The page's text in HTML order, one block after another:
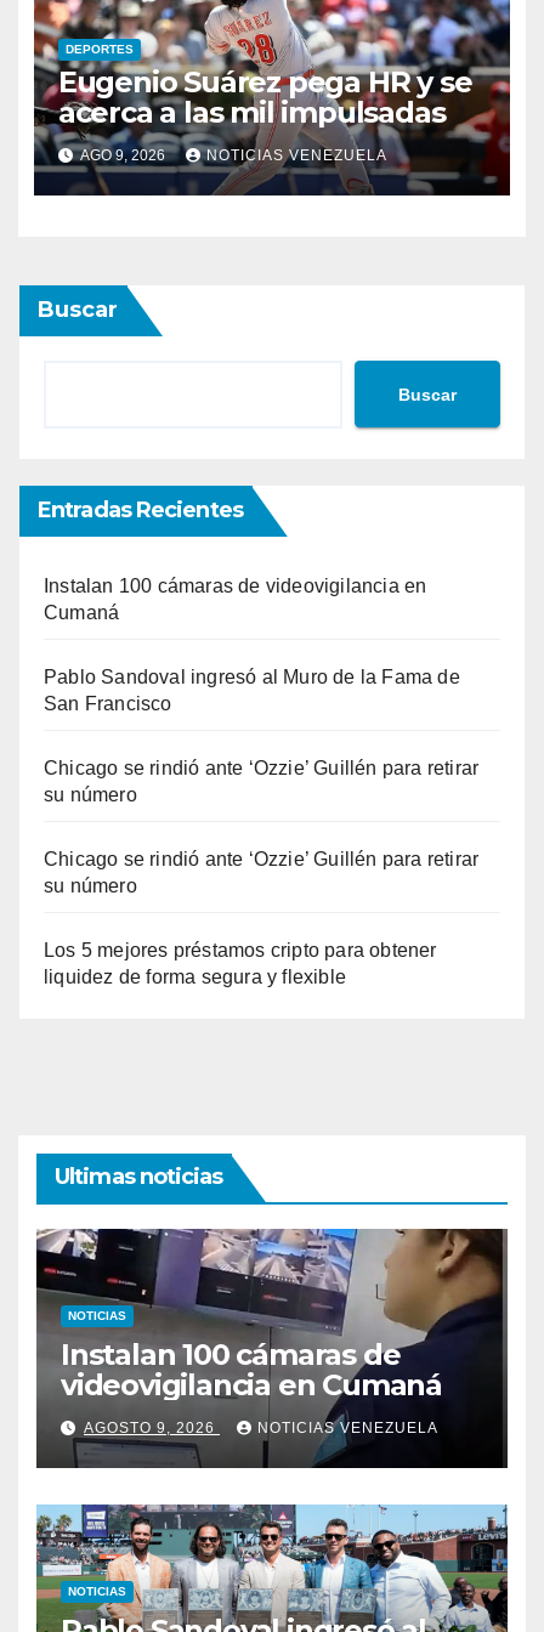
DEPORTES
Eugenio Suárez pega HR y se
acerca a las mil impulsadas
AGO 9, 2026 NOTICIAS VENEZUELA
Buscar
Buscar
Entradas Recientes
Instalan 100 cámaras de videovigilancia en
Cumaná
Pablo Sandoval ingresó al Muro de la Fama de
San Francisco
Chicago se rindió ante ‘Ozzie’ Guillén para retirar
su número
Chicago se rindió ante ‘Ozzie’ Guillén para retirar
su número
Los 5 mejores préstamos cripto para obtener
liquidez de forma segura y flexible
Ultimas noticias
NOTICIAS
Instalan 100 cámaras de
videovigilancia en Cumaná
AGOSTO 9, 2026 NOTICIAS VENEZUELA
NOTICIAS